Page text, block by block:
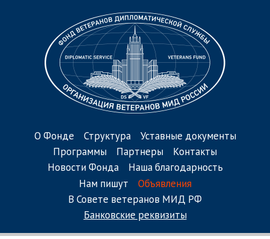
О Фонде Структура
Уставные документы
Программы
Партнеры
Контакты
Новости Фонда
Наша благодарность
Нам пишут
Объявления
В Совете ветеранов МИД РФ
Банковские реквизиты